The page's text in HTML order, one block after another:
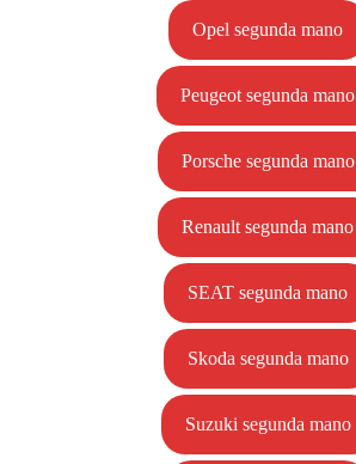
Opel segunda mano
Peugeot segunda mano
Porsche segunda mano
Renault segunda mano
SEAT segunda mano
Skoda segunda mano
Suzuki segunda mano